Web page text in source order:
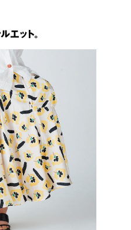
エット。